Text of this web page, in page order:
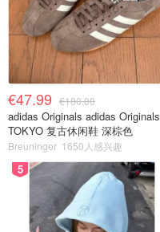
€47.99 €100.00
adidas Originals adidas Originals
TOKYO 复古休闲鞋 深棕色
Breuninger 1650人感兴趣
5